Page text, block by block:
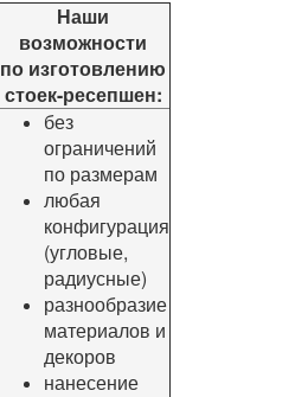
Наши
возможности
по изготовлению
стоек-ресепшен:
без
ограничений
по размерам
любая
конфигурация
(угловые,
радиусные)
разнообразие
материалов и
декоров
нанесение